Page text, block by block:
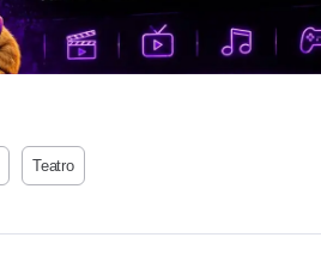
Teatro